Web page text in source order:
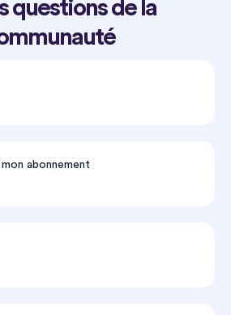
questions de la
abonnement